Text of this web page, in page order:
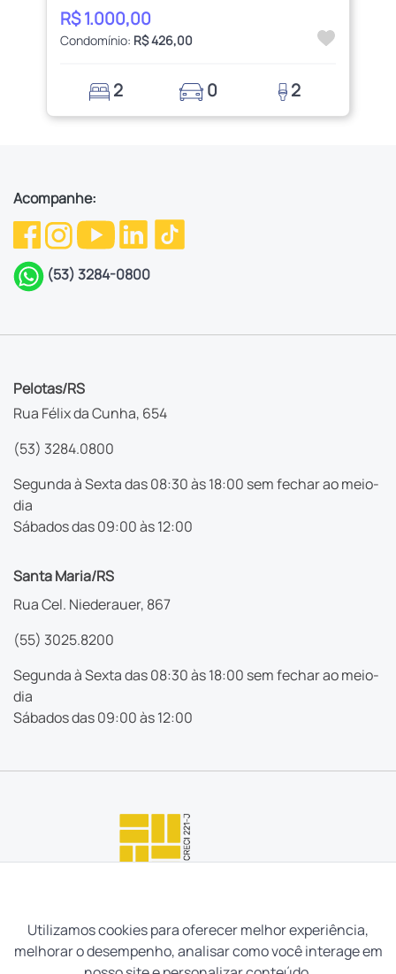
R$ 1.000,00
Condomínio: R$ 426,00
2 0 2
Acompanhe:
(53) 3284-0800
Pelotas/RS
Rua Félix da Cunha, 654
(53) 3284.0800
Segunda à Sexta das 08:30 às 18:00 sem fechar ao meio-
dia
Sábados das 09:00 às 12:00
Santa Maria/RS
Rua Cel. Niederauer, 867
(55) 3025.8200
Segunda à Sexta das 08:30 às 18:00 sem fechar ao meio-
dia
Sábados das 09:00 às 12:00
Utilizamos cookies para oferecer melhor experiência,
melhorar o desempenho, analisar como você interage em